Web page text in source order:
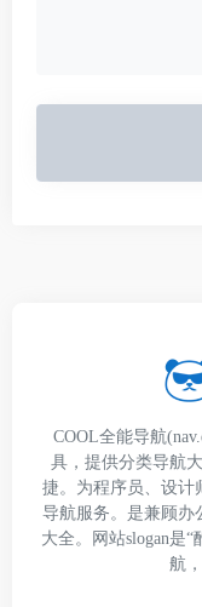
COOL全能导航
具，提供分类导航
捷。为程序员、设计
导航服务。是兼顾办
大全。网站slogan是
航